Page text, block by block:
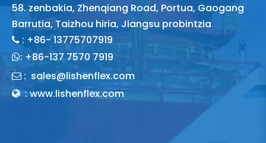
58. zenbakia, Zhenqiang Road, Portua, Gaogang
Barrutia, Taizhou hiria, Jiangsu probintzia
 : +86- 13775707919
: +86-137 7570 7919
 : sales@lishenflex.com
: www.lishenflex.com